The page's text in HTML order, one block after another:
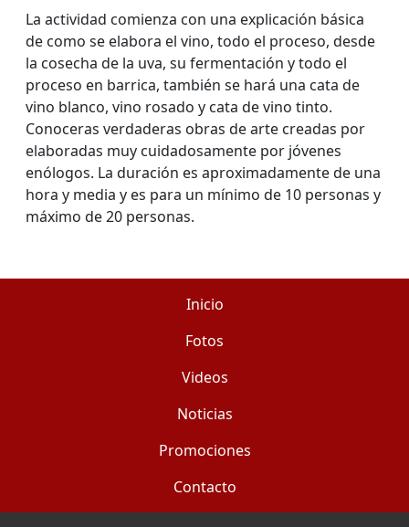
La actividad comienza con una explicación básica
de como se elabora el vino, todo el proceso, desde
la cosecha de la uva, su fermentación y todo el
proceso en barrica, también se hará una cata de
vino blanco, vino rosado y cata de vino tinto.
Conoceras verdaderas obras de arte creadas por
elaboradas muy cuidadosamente por jóvenes
enólogos. La duración es aproximadamente de una
hora y media y es para un mínimo de 10 personas y
máximo de 20 personas.
Inicio
Fotos
Videos
Noticias
Promociones
Contacto